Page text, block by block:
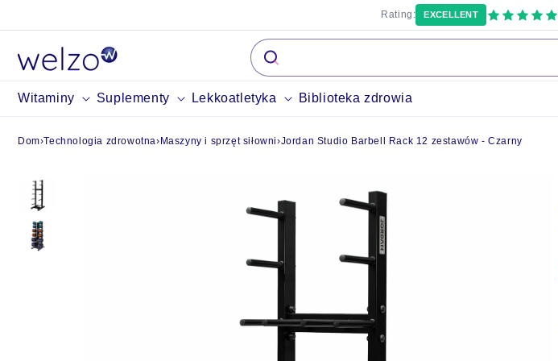
Witaminy Suplementy Lekkoatletyka Biblioteka zdrowia
Rating: EXCELLENT
Dom›Technologia zdrowotna› Maszyny i sprzęt siłowni›Jordan Studio Barbell Rack 12 zestawów - Czarny